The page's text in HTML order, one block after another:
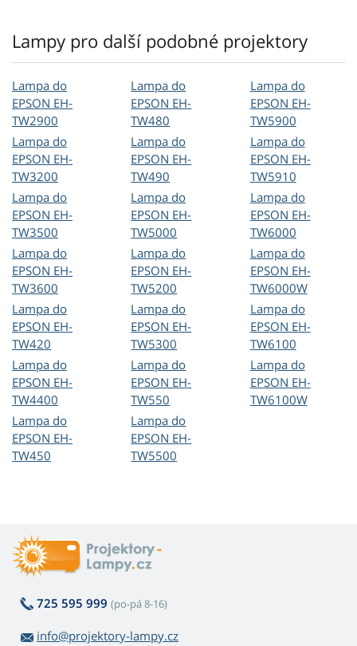
Lampy pro další podobné projektory
Lampa do
EPSON EH-
TW2900
Lampa do
EPSON EH-
TW3200
Lampa do
EPSON EH-
TW3500
Lampa do
EPSON EH-
TW3600
Lampa do
EPSON EH-
TW420
Lampa do
EPSON EH-
TW4400
Lampa do
EPSON EH-
TW450
Lampa do
EPSON EH-
TW480
Lampa do
EPSON EH-
TW490
Lampa do
EPSON EH-
TW5000
Lampa do
EPSON EH-
TW5200
Lampa do
EPSON EH-
TW5300
Lampa do
EPSON EH-
TW550
Lampa do
EPSON EH-
TW5500
Lampa do
EPSON EH-
TW5900
Lampa do
EPSON EH-
TW5910
Lampa do
EPSON EH-
TW6000
Lampa do
EPSON EH-
TW6000W
Lampa do
EPSON EH-
TW6100
Lampa do
EPSON EH-
TW6100W
725 595 999 (po-pá 8-16)
info@projektory-lampy.cz